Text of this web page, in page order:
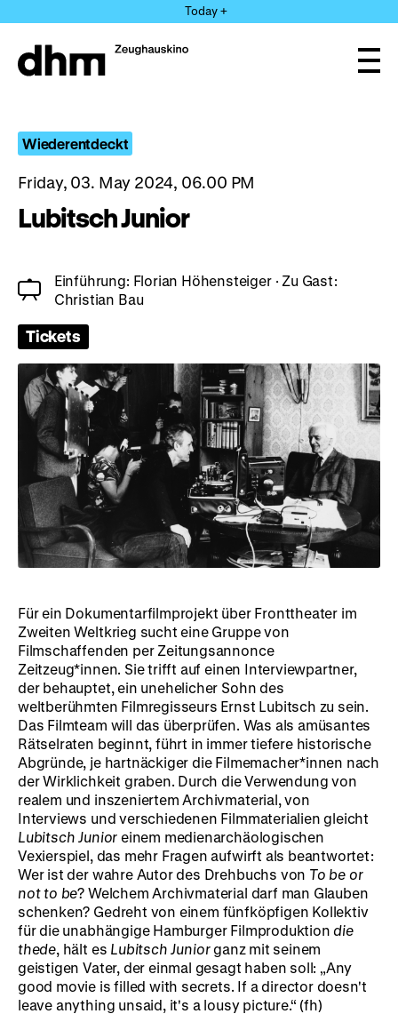
directly
the
Today +
Wiederentdeckt
Friday, 03. May 2024, 06.00 PM
Lubitsch Junior
Einführung: Florian Höhensteiger · Zu Gast:
Christian Bau
Tickets
Für ein Dokumentarfilmprojekt über Fronttheater im
Zweiten Weltkrieg sucht eine Gruppe von
Filmschaffenden per Zeitungsannonce
Zeitzeug*innen. Sie trifft auf einen Interviewpartner,
der behauptet, ein unehelicher Sohn des
weltberühmten Filmregisseurs Ernst Lubitsch zu sein.
Das Filmteam will das überprüfen. Was als amüsantes
Rätselraten beginnt, führt in immer tiefere historische
Abgründe, je hartnäckiger die Filmemacher*innen nach
der Wirklichkeit graben. Durch die Verwendung von
realem und inszeniertem Archivmaterial, von
Interviews und verschiedenen Filmmaterialien gleicht
Lubitsch Junior einem medienarchäologischen
Vexierspiel, das mehr Fragen aufwirft als beantwortet:
Wer ist der wahre Autor des Drehbuchs von To be or
not to be? Welchem Archivmaterial darf man Glauben
schenken? Gedreht von einem fünfköpfigen Kollektiv
für die unabhängige Hamburger Filmproduktiondie
thede , hält es Lubitsch Juniorganz mit seinem
geistigen Vater, der einmal gesagt haben soll: „Any
good movie is filled with secrets. If a director doesn't
leave anything unsaid, it's a lousy picture.“ (fh)